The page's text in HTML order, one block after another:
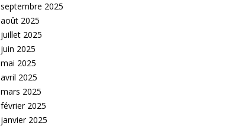
septembre 2025
août 2025
juillet 2025
juin 2025
mai 2025
avril 2025
mars 2025
février 2025
janvier 2025